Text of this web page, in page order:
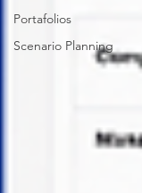
Portafolios
Scenario Planning